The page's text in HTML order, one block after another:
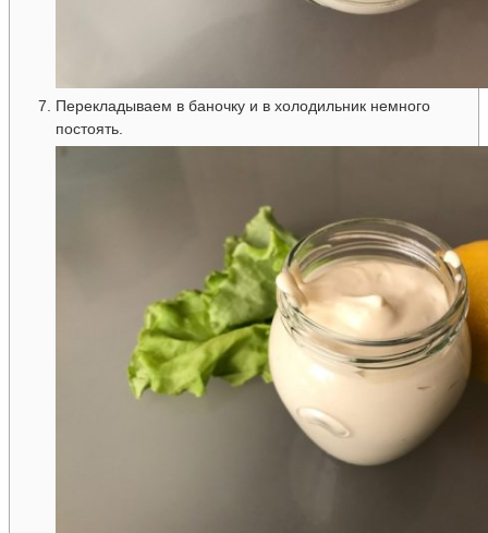
Перекладываем в баночку и в холодильник немного
постоять.